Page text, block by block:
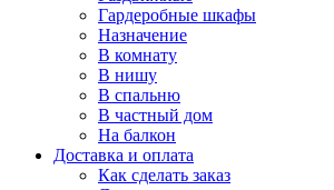
Гардеробные шкафы
Назначение
В комнату
В нишу
В спальню
В частный дом
На балкон
Доставка и оплата
Как сделать заказ